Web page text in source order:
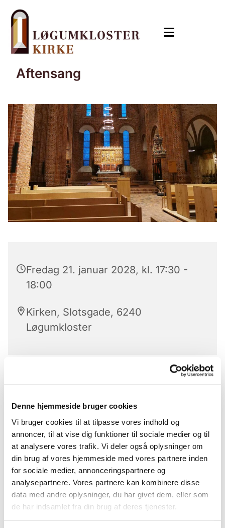
Denne hjemmeside bruger cookies
Vi bruger cookies til at tilpasse vores indhold og
annoncer, til at vise dig funktioner til sociale medier og til
at analysere vores trafik. Vi deler også oplysninger om
din brug af vores hjemmeside med vores partnere inden
for sociale medier, annonceringspartnere og
analysepartnere. Vores partnere kan kombinere disse
data med andre oplysninger, du har givet dem, eller som
de har indsamlet fra din brug af deres tjenester.
Aftensang
Fredag 21. januar 2028, kl. 17:30 -
18:00
Kirken, Slotsgade, 6240
Løgumkloster
Der er aftensang mandag til lørdag kl. 17.30 – 18 i
Løgumkloster Kirke.
Aftensangens forløb (med undtagelse af onsdag)
Præludium
1. salme
Læsning og bøn
2. salme
Velsignelse
Postludium